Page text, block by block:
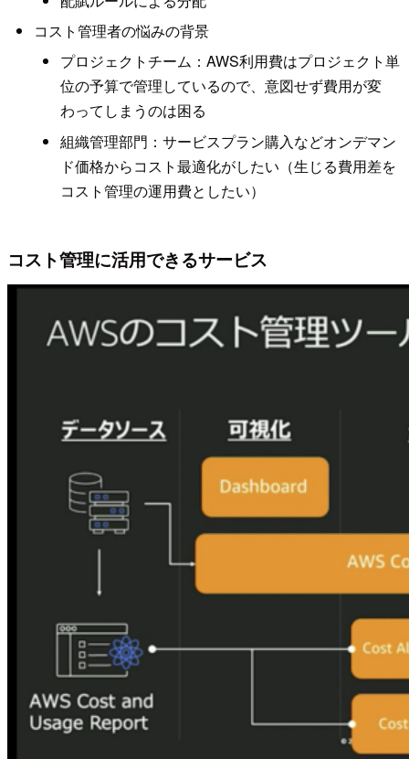
コスト管理者の悩みの背景
プロジェクトチーム：AWS利用費はプロジェクト単
位の予算で管理しているので、意図せず費用が変
わってしまうのは困る
組織管理部門：サービスプラン購入などオンデマン
ド価格からコスト最適化がしたい（生じる費用差を
コスト管理の運用費としたい）
コスト管理に活用できるサービス